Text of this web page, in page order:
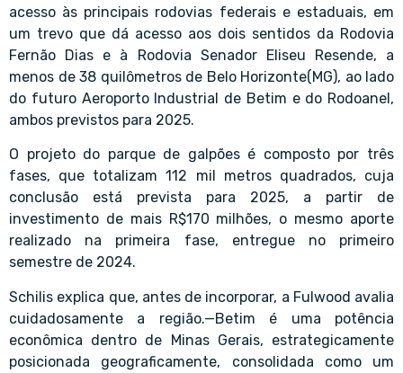
acesso às principais rodovias federais e estaduais, em
um trevo que dá acesso aos dois sentidos da Rodovia
Fernão Dias e à Rodovia Senador Eliseu Resende, a
menos de 38 quilômetros de Belo Horizonte(MG), ao lado
do futuro Aeroporto Industrial de Betim e do Rodoanel,
ambos previstos para 2025.
O projeto do parque de galpões é composto por três
fases, que totalizam 112 mil metros quadrados, cuja
conclusão está prevista para 2025, a partir de
investimento de mais R$170 milhões, o mesmo aporte
realizado na primeira fase, entregue no primeiro
semestre de 2024.
Schilis explica que, antes de incorporar, a Fulwood avalia
cuidadosamente a região.—Betim é uma potência
econômica dentro de Minas Gerais, estrategicamente
posicionada geograficamente, consolidada como um